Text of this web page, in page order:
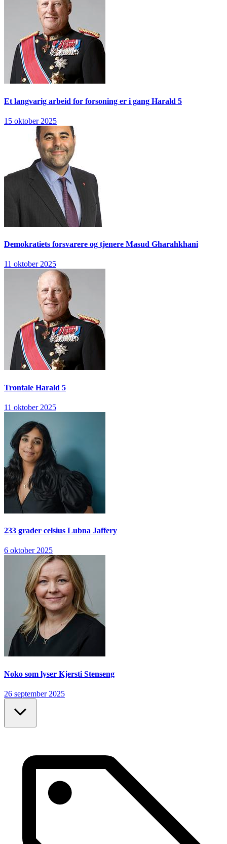
Et langvarig arbeid for forsoning er i gang Harald 5
15 oktober 2025
Demokratiets forsvarere og tjenere Masud Gharahkhani
11 oktober 2025
Trontale Harald 5
11 oktober 2025
233 grader celsius Lubna Jaffery
6 oktober 2025
Noko som lyser Kjersti Stenseng
26 september 2025